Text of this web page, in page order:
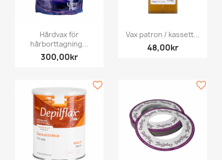
Hårdvax för
hårborttagning...
300,00kr
Vax patron / kassett...
48,00kr
favorite_border favorite_border